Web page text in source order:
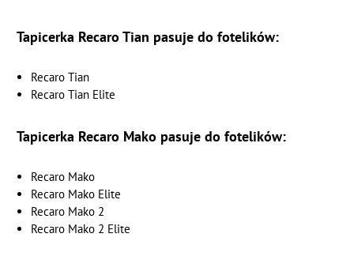
Tapicerka Recaro Tian pasuje do fotelików:
Recaro Tian
Recaro Tian Elite
Tapicerka Recaro Mako pasuje do fotelików:
Recaro Mako
Recaro Mako Elite
Recaro Mako 2
Recaro Mako 2 Elite